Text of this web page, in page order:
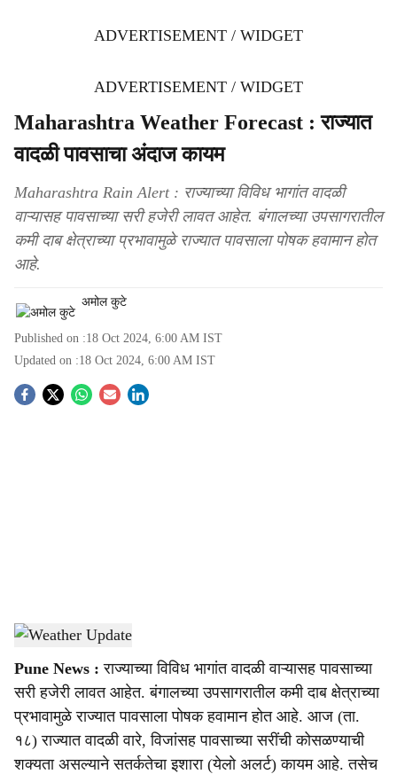
ADVERTISEMENT / WIDGET
ADVERTISEMENT / WIDGET
Maharashtra Weather Forecast : राज्यात
वादळी पावसाचा अंदाज कायम
Maharashtra Rain Alert : राज्याच्या विविध भागांत वादळी
वाऱ्यासह पावसाच्या सरी हजेरी लावत आहेत. बंगालच्या उपसागरातील
कमी दाब क्षेत्राच्या प्रभावामुळे राज्यात पावसाला पोषक हवामान होत
आहे.
अमोल कुटे
Published on :18 Oct 2024, 6:00 AM IST
Updated on :18 Oct 2024, 6:00 AM IST
S
a
r
e
Weather Update- Agrowon
Pune News : राज्याच्या विविध भागांत वादळी वाऱ्यासह पावसाच्या
सरी हजेरी लावत आहेत. बंगालच्या उपसागरातील कमी दाब क्षेत्राच्या
प्रभावामुळे राज्यात पावसाला पोषक हवामान होत आहे. आज (ता.
१८) राज्यात वादळी वारे, विजांसह पावसाच्या सरींची कोसळण्याची
शक्यता असल्याने सतर्कतेचा इशारा (येलो अलर्ट) कायम आहे. तसेच